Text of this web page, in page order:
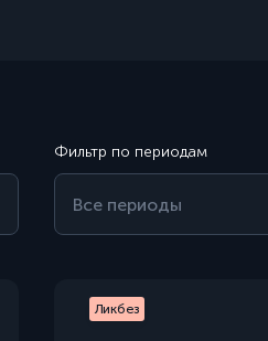
Фильтр по периодам
Ликбез